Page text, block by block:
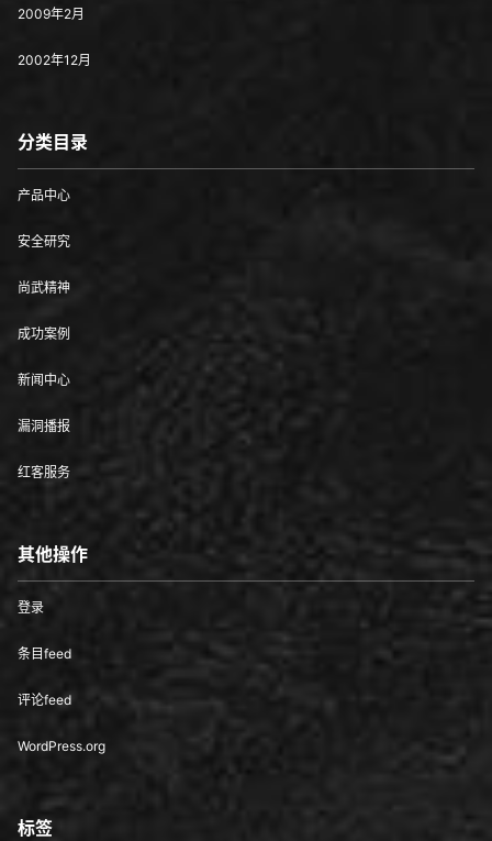
2009年2月
2002年12月
分类目录
产品中心
安全研究
尚武精神
成功案例
新闻中心
漏洞播报
红客服务
其他操作
登录
条目feed
评论feed
WordPress.org
标签